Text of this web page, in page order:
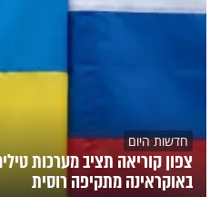
חדשות היום
צפון קוריאה תציב מערכות
באוקראינה מתקיפה רוסית